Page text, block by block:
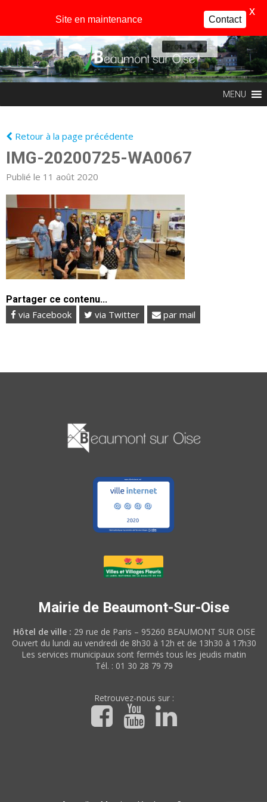
Profil
MENU
Retour à la page précédente
IMG-20200725-WA0067
Publié le 11 août 2020
Partager ce contenu...
via Facebook via Twitter par mail
Mairie de Beaumont-Sur-Oise
Hôtel de ville : 29 rue de Paris – 95260 BEAUMONT SUR OISE
Ouvert du lundi au vendredi de 8h30 à 12h et de 13h30 à 17h30
Les services municipaux sont fermés tous les jeudis matin
Tél. : 01 30 28 79 79
Retrouvez-nous sur :
Site en maintenance Contact
X